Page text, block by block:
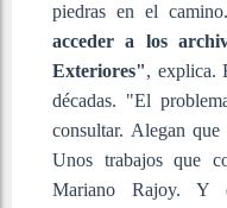
piedras en el
acceder a los
Exteriores", explica.
décadas. "El
consultar. Alegan
Unos trabajos que
Mariano Rajoy. Y